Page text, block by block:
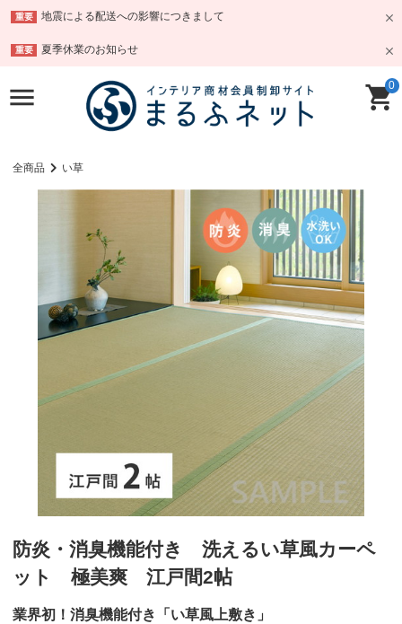
重要 地震による配送への影響につきまして
重要 夏季休業のお知らせ
0
全商品 い草
防炎・消臭機能付き 洗えるい草風カーペ
ット 極美爽 江戸間2帖
業界初！消臭機能付き「い草風上敷き」